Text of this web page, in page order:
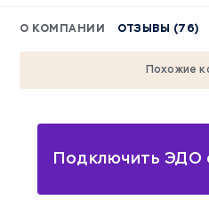
О КОМПАНИИ ОТЗЫВЫ (76)
Похожие
Подключить